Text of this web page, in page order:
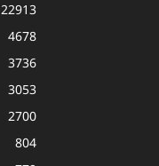
22913
4678
3736
3053
2700
804